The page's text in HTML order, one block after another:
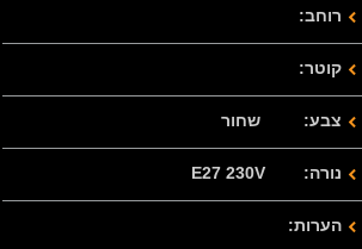
רוחב:
קוטר:
צבע: שחור
נורה: E27 230V
הערות: